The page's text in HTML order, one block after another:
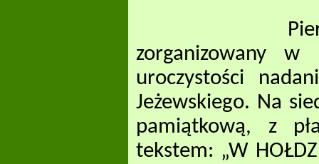
zorganizowany
uroczystości
Jeżewskiego. Na
pamiątkową, z
tekstem: „W